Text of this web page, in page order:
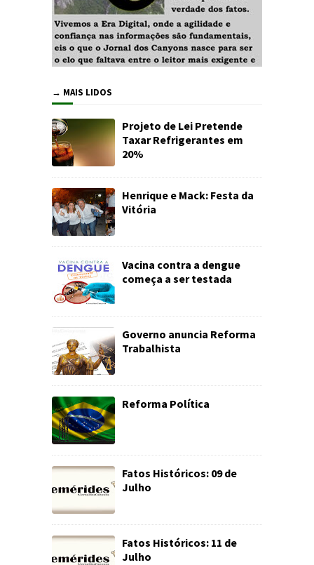
→ MAIS LIDOS
Projeto de Lei Pretende
Taxar Refrigerantes em
20%
Henrique e Mack: Festa da
Vitória
Vacina contra a dengue
começa a ser testada
Governo anuncia Reforma
Trabalhista
Reforma Política
Fatos Históricos: 09 de
Julho
Fatos Históricos: 11 de
Julho